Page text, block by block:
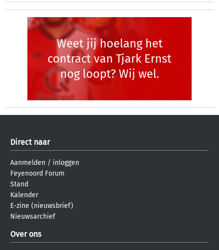
Weet jij hoelang het
contract van Tjark Ernst
nog loopt? Wij wel.
Direct naar
Aanmelden / inloggen
Feyenoord Forum
Stand
Kalender
E-zine (nieuwsbrief)
Nieuwsarchief
Over ons